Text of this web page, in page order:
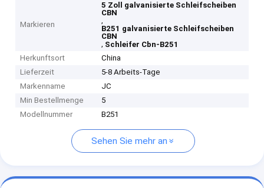
Markieren
5 Zoll galvanisierte Schleifscheiben
CBN
,
B251 galvanisierte Schleifscheiben
CBN
, Schleifer Cbn-B251
Herkunftsort
China
Lieferzeit
5-8 Arbeits-Tage
Markenname
JC
Min Bestellmenge
5
Modellnummer
B251
Sehen Sie mehr an